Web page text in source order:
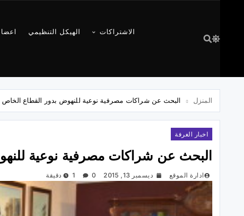
الاشتراكات الهيكل التنظيمي
المنزل البحث عن شراكات مصرفية نوعية للنهوض بدور القطاع الخاص
اخبار الغرفة
البحث عن شراكات مصرفية نوعية
ادارة الموقع ديسمبر 13, 2015 0 1 دقيقة